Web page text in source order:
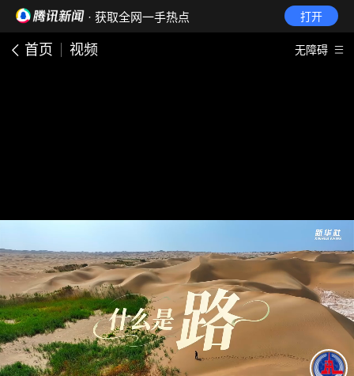
· 获取全网一手热点 打开
首页 视频 无障碍